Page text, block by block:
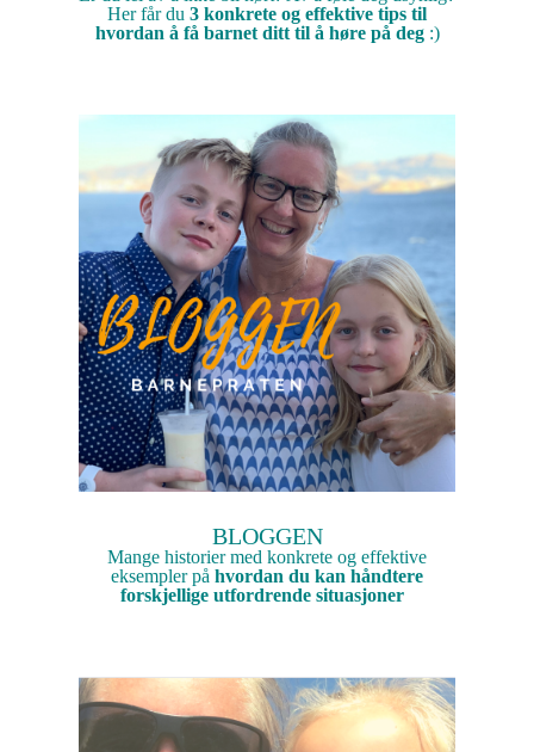
Her får du 3 konkrete og effektive tips til
hvordan å få barnet ditt til å høre på deg:)
BLOGGEN
Mange historier med konkrete og effektive
eksempler på hvordan du kan håndtere
forskjellige utfordrende situasjoner